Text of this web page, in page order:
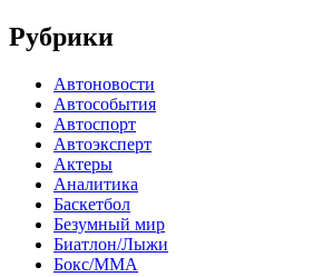
Рубрики
Автоновости
Автособытия
Автоспорт
Автоэксперт
Актеры
Аналитика
Баскетбол
Безумный мир
Биатлон/Лыжи
Бокс/MMA